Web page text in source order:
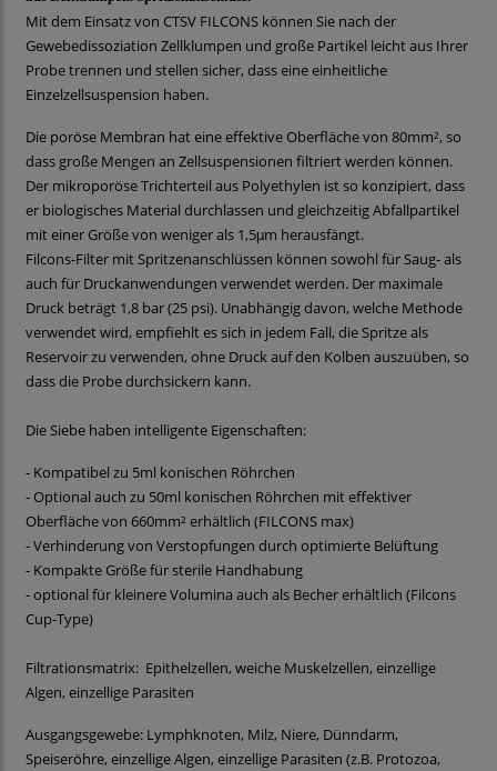
Mit dem Einsatz von CTSV FILCONS können Sie nach der
Gewebedissoziation Zellklumpen und große Partikel leicht aus Ihrer
Probe trennen und stellen sicher, dass eine einheitliche
Einzelzellsuspension haben.
Die poröse Membran hat eine effektive Oberfläche von 80mm², so
dass große Mengen an Zellsuspensionen filtriert werden können.
Der mikroporöse Trichterteil aus Polyethylen ist so konzipiert, dass
er biologisches Material durchlassen und gleichzeitig Abfallpartikel
mit einer Größe von weniger als 1,5μm herausfängt.
Filcons-Filter mit Spritzenanschlüssen können sowohl für Saug- als
auch für Druckanwendungen verwendet werden. Der maximale
Druck beträgt 1,8 bar (25 psi). Unabhängig davon, welche Methode
verwendet wird, empfiehlt es sich in jedem Fall, die Spritze als
Reservoir zu verwenden, ohne Druck auf den Kolben auszuüben, so
dass die Probe durchsickern kann.
Die Siebe haben intelligente Eigenschaften:
- Kompatibel zu 5ml konischen Röhrchen
- Optional auch zu 50ml konischen Röhrchen mit effektiver
Oberfläche von 660mm² erhältlich (FILCONS max)
- Verhinderung von Verstopfungen durch optimierte Belüftung
- Kompakte Größe für sterile Handhabung
- optional für kleinere Volumina auch als Becher erhältlich (Filcons
Cup-Type)
Filtrationsmatrix: Epithelzellen, weiche Muskelzellen, einzellige
Algen, einzellige Parasiten
Ausgangsgewebe: Lymphknoten, Milz, Niere, Dünndarm,
Speiseröhre, einzellige Algen, einzellige Parasiten (z.B. Protozoa,